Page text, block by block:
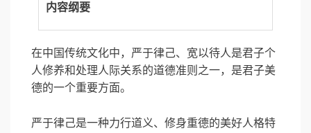
内容纲要
在中国传统文化中，严于律己、宽以待人是君子个
人修养和处理人际关系的道德准则之一，是君子美
德的一个重要方面。
严于律己是一种力行道义、修身重德的美好人格特